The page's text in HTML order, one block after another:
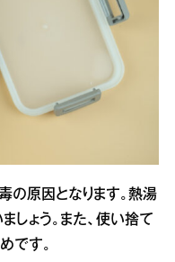
の原因となります。熱湯
しょう。また、使い捨て
です。